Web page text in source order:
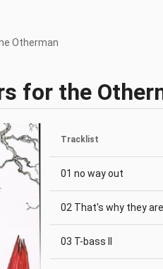
Otherman
for the
Tracklist
01 no way out
02 That's why they
03 T-bass II